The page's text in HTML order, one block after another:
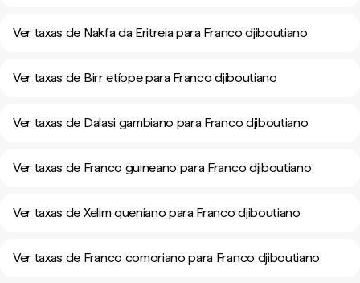
Ver taxas de Nakfa da Eritreia para Franco djiboutiano
Ver taxas de Birr etíope para Franco djiboutiano
Ver taxas de Dalasi gambiano para Franco djiboutiano
Ver taxas de Franco guineano para Franco djiboutiano
Ver taxas de Xelim queniano para Franco djiboutiano
Ver taxas de Franco comoriano para Franco djiboutiano